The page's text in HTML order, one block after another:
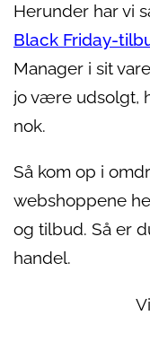
Herunder har vi
Black Friday-
Manager i sit
jo være udsolgt,
nok.
Så kom op i
webshoppene
og tilbud. Så er
handel.